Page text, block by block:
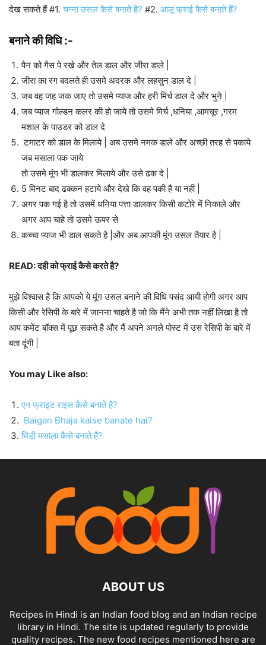
देख सकते हैं #1.चन्ना उसल कैसे बनाते है? #2. आलू फ्राई कैसे बनाते हैं?
बनाने की विधि :-
पैन को गैस पे रखे और तेल डाल और जीरा डाले |
जीरा का रंग बदलते ही उसमे अदरक और लहसुन डाल दे |
जब वह जह जक जाए तो उसमे प्याज और हरी मिर्च डाल दे और भुने |
जब प्याज गोल्डन कलर की हो जाये तो उसमे मिर्च ,धनिया ,आमचूर ,गरम
मशाल के पाउडर को डाल दे
टमाटर को डाल के मिलाये | अब उसमे नमक डाले और अच्छी तरह से पकाये
जब मसाला पक जाये
तो उसमे मूंग भी डालकर मिलाये और उसे ढक दे |
5 मिनट बाद ढक्कन हटाये और देखे कि वह पकी है या नहीं |
अगर पक गई है तो उसमें धनिया पत्ता डालकर किसी कटोरे में निकाले और
अगर आप चाहे तो उसमे ऊपर से
कच्चा प्याज भी डाल सकते है |और अब आपकी मूंग उसल तैयार है |
READ: दही को फ्राई कैसे करते है?
मुझे विश्वास है कि आपको ये मूंग उसल बनाने की विधि पसंद आयी होगी अगर आप
किसी और रेसिपी के बारे में जानना चाहते है जो कि मैंने अभी तक नहीं लिखा है तो
आप कमेंट बॉक्स में पूछ सकते है और मैं अपने अगले पोस्ट में उस रेसिपी के बारे में
बता दूंगी |
You may Like also:
एग फ्राइड राइस कैसे बनाते है?
Baigan Bhaja kaise banate hai?
भिंडी मसाला कैसे बनाते हैं?
ABOUT US
Recipes in Hindi is an Indian food blog and an Indian recipe
library in Hindi. The site is updated regularly to provide
quality recipes. The new food recipes mentioned here are